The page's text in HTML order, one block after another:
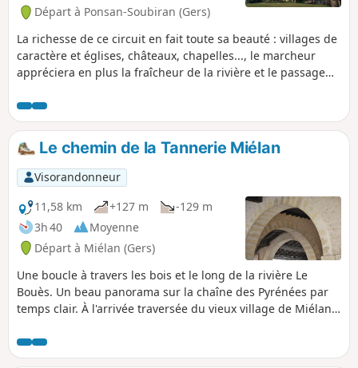
Départ à Ponsan-Soubiran (Gers)
La richesse de ce circuit en fait toute sa beauté : villages de
caractère et églises, châteaux, chapelles..., le marcheur
appréciera en plus la fraîcheur de la rivière et le passage
Le chemin de la Tannerie Miélan
Visorandonneur
11,58 km
+127 m
-129 m
3h 40
Moyenne
Départ à Miélan (Gers)
Une boucle à travers les bois et le long de la rivière Le
Bouès. Un beau panorama sur la chaîne des Pyrénées par
temps clair. À l'arrivée traversée du vieux village de Miélan